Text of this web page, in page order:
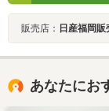
販売店： 日産福岡
あなたにお